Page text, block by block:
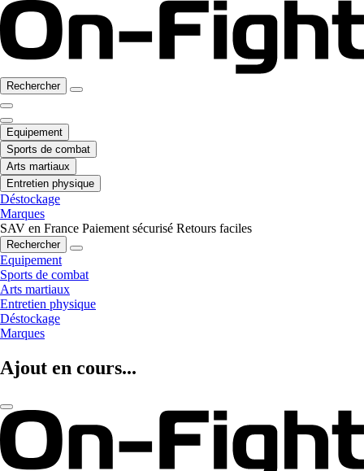
Rechercher
Equipement
Sports de combat
Arts martiaux
Entretien physique
Déstockage
Marques
SAV en France Paiement sécurisé Retours faciles
Rechercher
Equipement
Sports de combat
Arts martiaux
Entretien physique
Déstockage
Marques
Ajout en cours...